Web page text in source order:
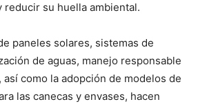
reducir su huella ambiental.
paneles solares, sistemas de
de aguas, manejo responsable
como la adopción de modelos de
las canecas y envases, hacen